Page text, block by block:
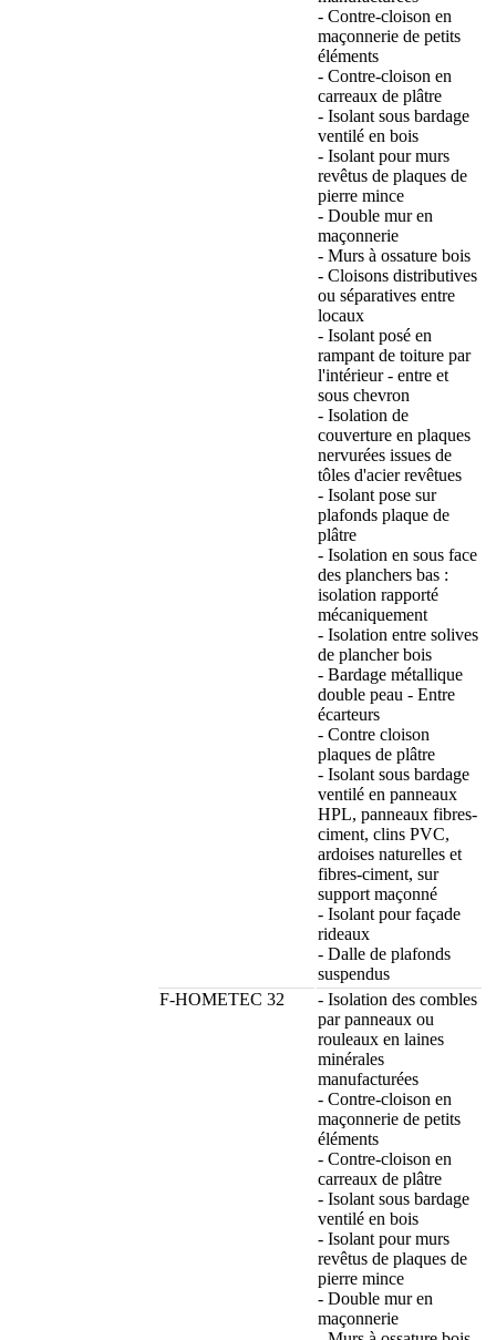
- Contre-cloison en
maçonnerie de petits
éléments
- Contre-cloison en
carreaux de plâtre
- Isolant sous bardage
ventilé en bois
- Isolant pour murs
revêtus de plaques de
pierre mince
- Double mur en
maçonnerie
- Murs à ossature bois
- Cloisons distributives
ou séparatives entre
locaux
- Isolant posé en
rampant de toiture par
l'intérieur - entre et
sous chevron
- Isolation de
couverture en plaques
nervurées issues de
tôles d'acier revêtues
- Isolant pose sur
plafonds plaque de
plâtre
- Isolation en sous face
des planchers bas :
isolation rapporté
mécaniquement
- Isolation entre solives
de plancher bois
- Bardage métallique
double peau - Entre
écarteurs
- Contre cloison
plaques de plâtre
- Isolant sous bardage
ventilé en panneaux
HPL, panneaux fibres-
ciment, clins PVC,
ardoises naturelles et
fibres-ciment, sur
support maçonné
- Isolant pour façade
rideaux
- Dalle de plafonds
suspendus
F-HOMETEC 32
- Isolation des combles
par panneaux ou
rouleaux en laines
minérales
manufacturées
- Contre-cloison en
maçonnerie de petits
éléments
- Contre-cloison en
carreaux de plâtre
- Isolant sous bardage
ventilé en bois
- Isolant pour murs
revêtus de plaques de
pierre mince
- Double mur en
maçonnerie